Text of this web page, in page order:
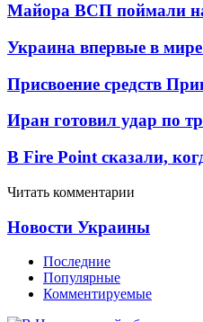
Майора ВСП поймали
Украина впервые в
Присвоение средств
Иран готовил удар по
В Fire Point сказали,
Читать комментарии
Новости Украины
Последние
Популярные
Комментируемые